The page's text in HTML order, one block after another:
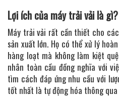
Lợi ích của máy trải vải là gì?
Máy trải vải rất cần thiết cho
sản xuất lớn. Họ có thể xử lý
hàng loạt mà không làm kiệt
nhân toàn cầu đồng nghĩa với
tìm cách đáp ứng nhu cầu với
tốt nhất là tự động hóa thông